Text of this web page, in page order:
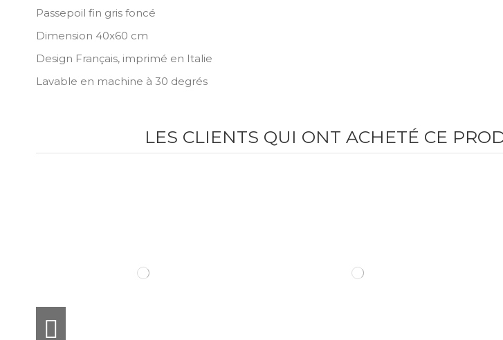
Passepoil fin gris foncé
Dimension 40x60 cm
Design Français, imprimé en Italie
Lavable en machine à 30 degrés
LES CLIENTS QUI ONT ACHETÉ CE